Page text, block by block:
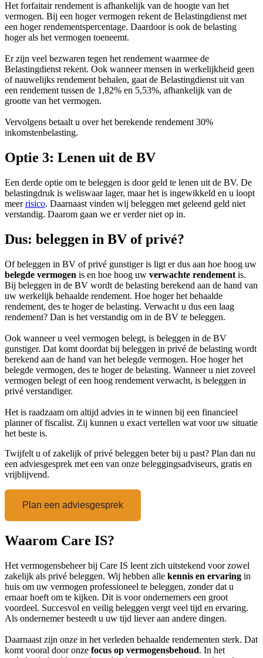
Het forfaitair rendement is afhankelijk van de hoogte van het
vermogen. Bij een hoger vermogen rekent de Belastingdienst met
een hoger rendementspercentage. Daardoor is ook de belasting
hoger als het vermogen toeneemt.
Er zijn veel bezwaren tegen het rendement waarmee de
Belastingdienst rekent. Ook wanneer mensen in werkelijkheid geen
of nauwelijks rendement behalen, gaat de Belastingdienst uit van
een rendement tussen de 1,82% en 5,53%, afhankelijk van de
grootte van het vermogen.
Vervolgens betaalt u over het berekende rendement 30%
inkomstenbelasting.
Optie 3: Lenen uit de BV
Een derde optie om te beleggen is door geld te lenen uit de BV. De
belastingdruk is weliswaar lager, maar het is ingewikkeld en u loopt
meerrisico. Daarnaast vinden wij beleggen met geleend geld niet
verstandig. Daarom gaan we er verder niet op in.
Dus: beleggen in BV of privé?
Of beleggen in BV of privé gunstiger is ligt er dus aan hoe hoog uw
belegde vermogen is en hoe hoog uw verwachte rendement is.
Bij beleggen in de BV wordt de belasting berekend aan de hand van
uw werkelijk behaalde rendement. Hoe hoger het behaalde
rendement, des te hoger de belasting. Verwacht u dus een laag
rendement? Dan is het verstandig om in de BV te beleggen.
Ook wanneer u veel vermogen belegt, is beleggen in de BV
gunstiger. Dat komt doordat bij beleggen in privé de belasting wordt
berekend aan de hand van het belegde vermogen. Hoe hoger het
belegde vermogen, des te hoger de belasting. Wanneer u niet zoveel
vermogen belegt of een hoog rendement verwacht, is beleggen in
privé verstandiger.
Het is raadzaam om altijd advies in te winnen bij een financieel
planner of fiscalist. Zij kunnen u exact vertellen wat voor uw situatie
het beste is.
Twijfelt u of zakelijk of privé beleggen beter bij u past? Plan dan nu
een adviesgesprek met een van onze beleggingsadviseurs, gratis en
vrijblijvend.
Plan een adviesgesprek
Waarom Care IS?
Het vermogensbeheer bij Care IS leent zich uitstekend voor zowel
zakelijk als privé beleggen. Wij hebben alle kennis en ervaring in
huis om uw vermogen professioneel te beleggen, zonder dat u
ernaar hoeft om te kijken. Dit is voor ondernemers een groot
voordeel. Succesvol en veilig beleggen vergt veel tijd en ervaring.
Als ondernemer besteedt u uw tijd liever aan andere dingen.
Daarnaast zijn onze in het verleden behaalde rendementen sterk. Dat
komt vooral door onze focus op vermogensbehoud. In het